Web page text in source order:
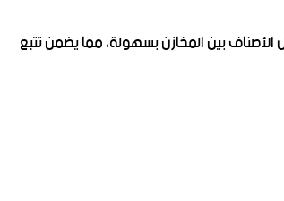
بين المخازن بسهولة، مما يضمن تتبع